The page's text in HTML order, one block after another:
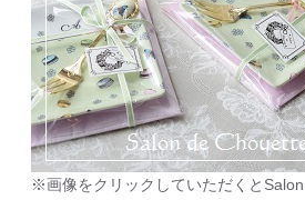
※画像をクリックしていただくと